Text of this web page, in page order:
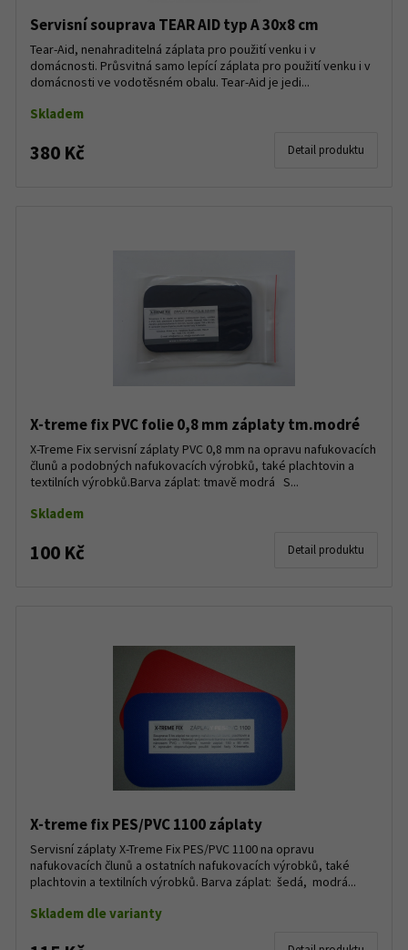
Servisní souprava TEAR AID typ A 30x8 cm
Tear-Aid, nenahraditelná záplata pro použití venku i v
domácnosti. Průsvitná samo lepící záplata pro použití venku i v
domácnosti ve vodotěsném obalu. Tear-Aid je jedi...
Skladem
380 Kč Detail produktu
X-treme fix PVC folie 0,8 mm záplaty tm.modré
X-Treme Fix servisní záplaty PVC 0,8 mm na opravu nafukovacích
člunů a podobných nafukovacích výrobků, také plachtovin a
textilních výrobků.Barva záplat: tmavě modrá S...
Skladem
100 Kč Detail produktu
X-treme fix PES/PVC 1100 záplaty
Servisní záplaty X-Treme Fix PES/PVC 1100 na opravu
nafukovacích člunů a ostatních nafukovacích výrobků, také
plachtovin a textilních výrobků. Barva záplat: šedá, modrá...
Skladem dle varianty